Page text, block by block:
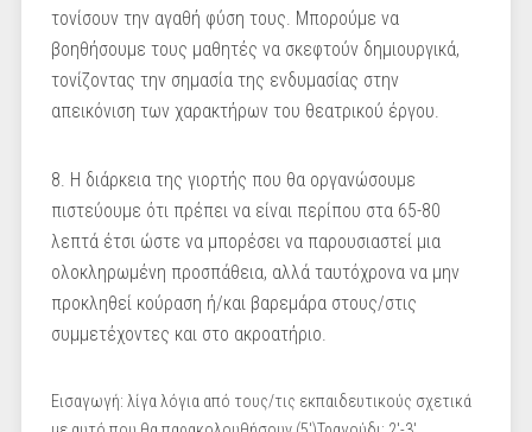
τονίσουν την αγαθή φύση τους. Μπορούμε να
βοηθήσουμε τους μαθητές να σκεφτούν δημιουργικά,
τονίζοντας την σημασία της ενδυμασίας στην
απεικόνιση των χαρακτήρων του θεατρικού έργου.
8. Η διάρκεια της γιορτής που θα οργανώσουμε
πιστεύουμε ότι πρέπει να είναι περίπου στα 65-80
λεπτά έτσι ώστε να μπορέσει να παρουσιαστεί μια
ολοκληρωμένη προσπάθεια, αλλά ταυτόχρονα να μην
προκληθεί κούραση ή/και βαρεμάρα στους/στις
συμμετέχοντες και στο ακροατήριο.
Εισαγωγή: λίγα λόγια από τους/τις εκπαιδευτικούς σχετικά